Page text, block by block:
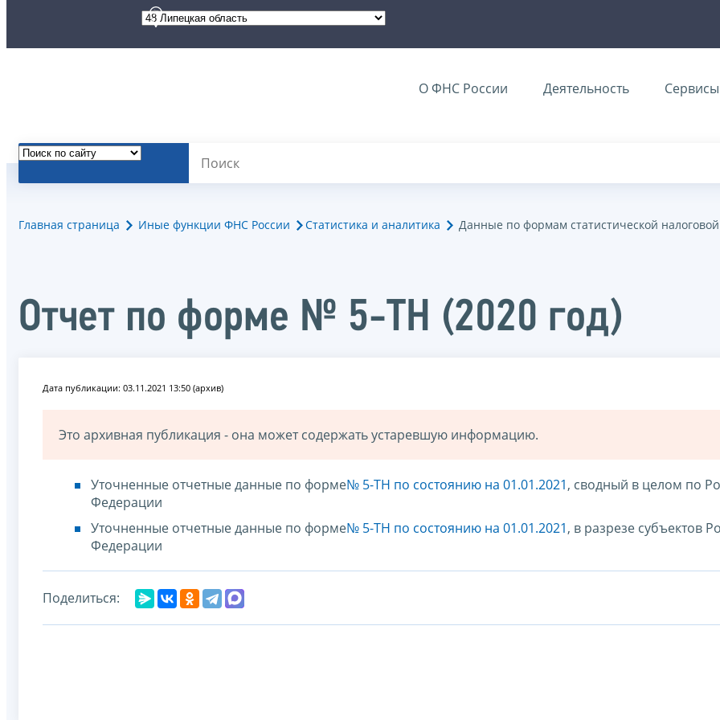
О ФНС России Деятельность Сервисы
Главная страница Иные функции ФНС России Статистика и аналитика Данные по формам статистической налоговой
Отчет по форме № 5-ТН (2020 год)
Дата публикации: 03.11.2021 13:50 (архив)
Это архивная публикация - она может содержать устаревшую информацию.
Уточненные отчетные данные по форме№ 5-ТН по состоянию на 01.01.2021, сводный в целом по
Федерации
Уточненные отчетные данные по форме№ 5-ТН по состоянию на 01.01.2021, в разрезе субъектов
Федерации
Поделиться: